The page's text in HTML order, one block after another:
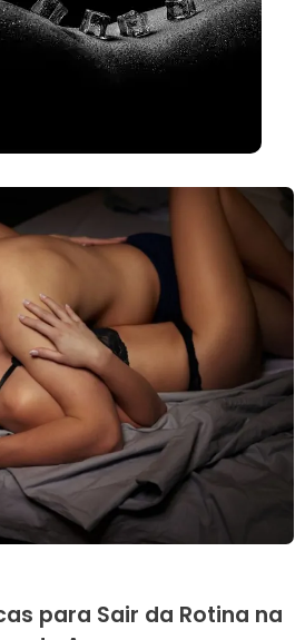
para Sair da Rotina na